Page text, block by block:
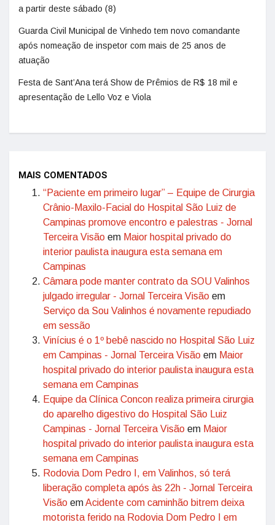
a partir deste sábado (8)
Guarda Civil Municipal de Vinhedo tem novo comandante
após nomeação de inspetor com mais de 25 anos de
atuação
Festa de Sant’Ana terá Show de Prêmios de R$ 18 mil e
apresentação de Lello Voz e Viola
MAIS COMENTADOS
“Paciente em primeiro lugar” – Equipe de Cirurgia
Crânio-Maxilo-Facial do Hospital São Luiz de
Campinas promove encontro e palestras - Jornal
Terceira Visão em Maior hospital privado do
interior paulista inaugura esta semana em
Campinas
Câmara pode manter contrato da SOU Valinhos
julgado irregular - Jornal Terceira Visão em
Serviço da Sou Valinhos é novamente repudiado
em sessão
Vinícius é o 1º bebê nascido no Hospital São Luiz
em Campinas - Jornal Terceira Visão em Maior
hospital privado do interior paulista inaugura esta
semana em Campinas
Equipe da Clínica Concon realiza primeira cirurgia
do aparelho digestivo do Hospital São Luiz
Campinas - Jornal Terceira Visão em Maior
hospital privado do interior paulista inaugura esta
semana em Campinas
Rodovia Dom Pedro I, em Valinhos, só terá
liberação completa após às 22h - Jornal Terceira
Visão emAcidente com caminhão bitrem deixa
motorista ferido na Rodovia Dom Pedro I em